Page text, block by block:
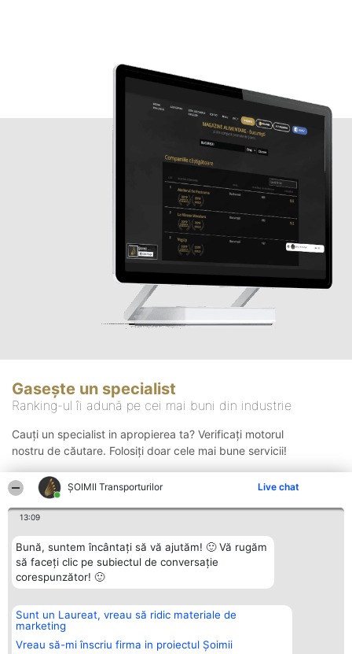
ȘOIMII Transporturilor Live chat
13:09
Bună, suntem încântați să vă ajutăm! 🙂 Vă rugăm
să faceți clic pe subiectul de conversație
corespunzător! 🙂
Sunt un Laureat, vreau să ridic materiale de
marketing
Vreau să-mi înscriu firma in proiectul Șoimii
Gasește un specialist
Ranking-ul îi adună pe cei mai buni din industrie
Cauți un specialist in apropierea ta? Verificați motorul
nostru de căutare. Folosiți doar cele mai bune servicii!
Organizator Ranking
BRIGHT SOLUTIONS BR SRL
Aleea Timisul De Sus 2 Bl. A30
Sc. A Et. 4 Ap. 13 Cod 061952
Plebiscyt
Lista Tuturor
Laureaților
Contact